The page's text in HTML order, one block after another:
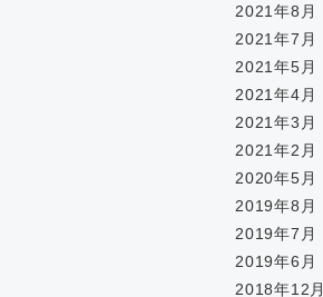
2021年8月
2021年7月
2021年5月
2021年4月
2021年3月
2021年2月
2020年5月
2019年8月
2019年7月
2019年6月
2018年12月